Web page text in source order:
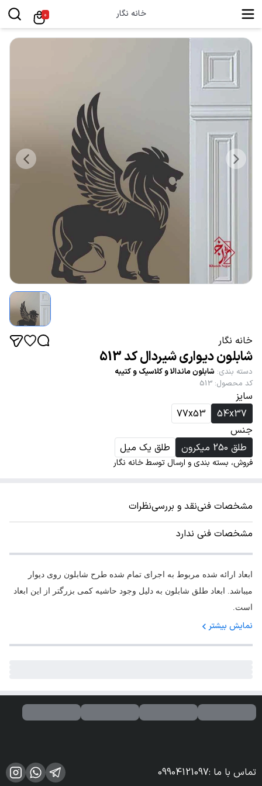
خانه نگار 0
خانه نگار
شابلون دیواری شیردال کد 513
دسته بندی: شابلون ماندالا و کلاسیک و کتیبه
کد محصول:
513
سایز
54x37
77x53
جنس
طلق 250 میکرون
طلق یک میل
فروش، بسته بندی و ارسال توسط خانه نگار
مشخصات فنینقد و بررسینظرات
مشخصات فنی ندارد
ابعاد ارائه شده مربوط به اجرای تمام شده طرح شابلون روی دیوار
میباشد. ابعاد طلق شابلون به دلیل وجود حاشیه کمی بزرگتر از این ابعاد
است.
نمایش بیشتر
تماس با ما :
09904121097